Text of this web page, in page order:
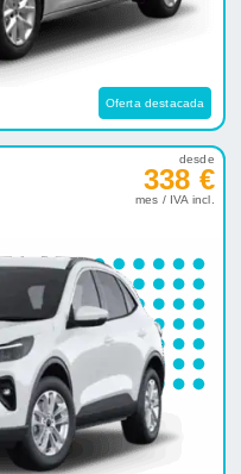
Oferta destacada
desde
338 €
mes / IVA incl.